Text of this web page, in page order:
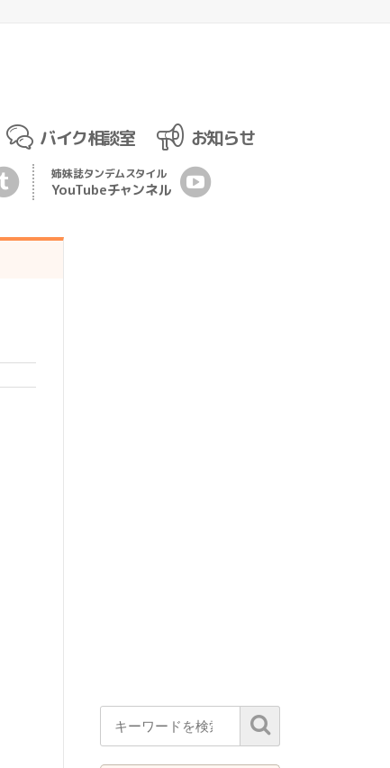
バイク相談室
お知らせ
姉妹誌タンデムスタイル
YouTubeチャンネル